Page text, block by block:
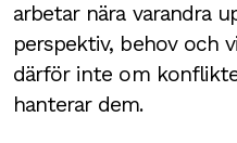
arbetar nära varandra
perspektiv, behov och
därför inte om
hanterar dem.